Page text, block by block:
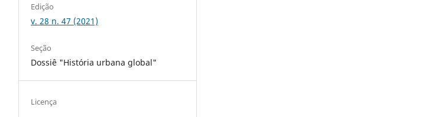
Edição
v. 28 n. 47 (2021)
Seção
Dossiê "História urbana global"
Licença